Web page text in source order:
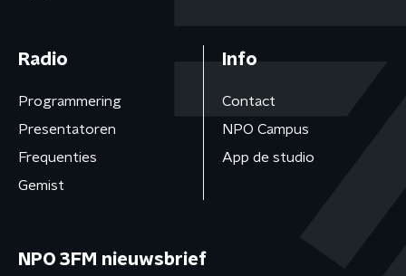
Radio
Programmering
Presentatoren
Frequenties
Gemist
Info
Contact
NPO Campus
App de studio
NPO 3FM nieuwsbrief